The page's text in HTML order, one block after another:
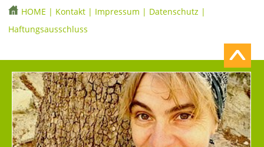
HOME | Kontakt | Impressum | Datenschutz |
Haftungsausschluss